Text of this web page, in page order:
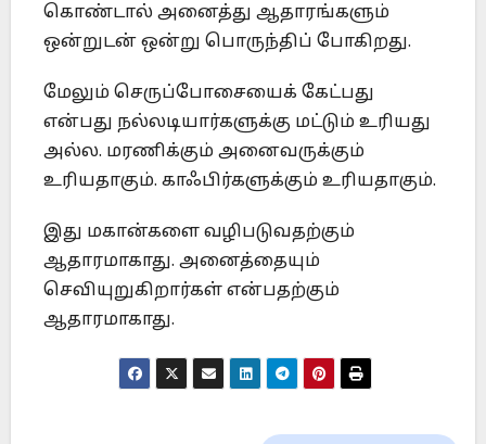
கொண்டால் அனைத்து ஆதாரங்களும்
ஒன்றுடன் ஒன்று பொருந்திப் போகிறது.
மேலும் செருப்போசையைக் கேட்பது
என்பது நல்லடியார்களுக்கு மட்டும் உரியது
அல்ல. மரணிக்கும் அனைவருக்கும்
உரியதாகும். காஃபிர்களுக்கும் உரியதாகும்.
இது மகான்களை வழிபடுவதற்கும்
ஆதாரமாகாது. அனைத்தையும்
செவியுறுகிறார்கள் என்பதற்கும்
ஆதாரமாகாது.